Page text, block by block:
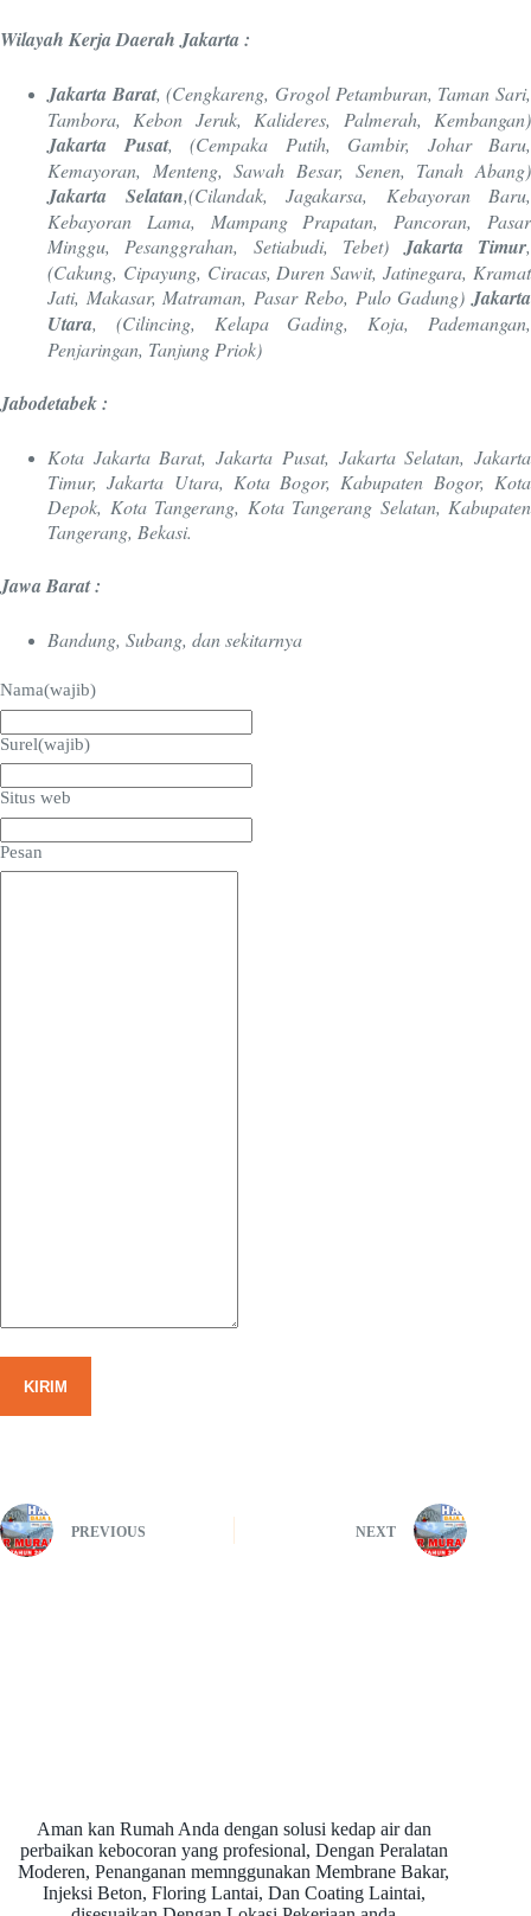
Wilayah Kerja Daerah Jakarta :
Jakarta Barat, (Cengkareng, Grogol Petamburan, Taman Sari,
Tambora, Kebon Jeruk, Kalideres, Palmerah, Kembangan)
Jakarta Pusat, (Cempaka Putih, Gambir, Johar Baru,
Kemayoran, Menteng, Sawah Besar, Senen, Tanah Abang)
Jakarta Selatan,(Cilandak, Jagakarsa, Kebayoran Baru,
Kebayoran Lama, Mampang Prapatan, Pancoran, Pasar
Minggu, Pesanggrahan, Setiabudi, Tebet) Jakarta Timur,
(Cakung, Cipayung, Ciracas, Duren Sawit, Jatinegara, Kramat
Jati, Makasar, Matraman, Pasar Rebo, Pulo Gadung) Jakarta
Utara, (Cilincing, Kelapa Gading, Koja, Pademangan,
Penjaringan, Tanjung Priok)
Jabodetabek :
Kota Jakarta Barat, Jakarta Pusat, Jakarta Selatan, Jakarta
Timur, Jakarta Utara, Kota Bogor, Kabupaten Bogor, Kota
Depok, Kota Tangerang, Kota Tangerang Selatan, Kabupaten
Tangerang, Bekasi.
Jawa Barat :
Bandung, Subang, dan sekitarnya
Nama(wajib)
Surel(wajib)
Situs web
Pesan
KIRIM
PREVIOUS NEXT
Aman kan Rumah Anda dengan solusi kedap air dan
perbaikan kebocoran yang profesional, Dengan Peralatan
Moderen, Penanganan memnggunakan Membrane Bakar,
Injeksi Beton, Floring Lantai, Dan Coating Laintai,